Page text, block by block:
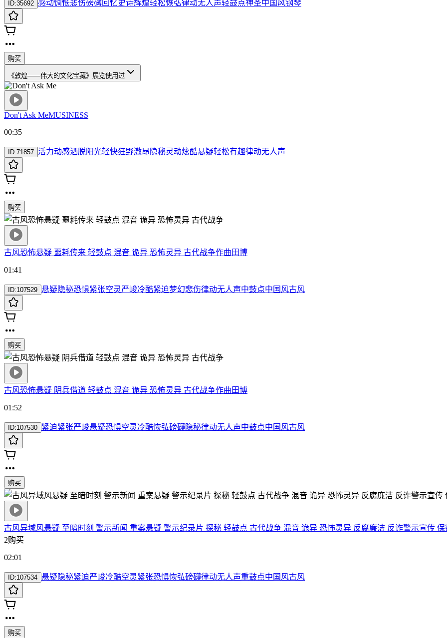
ID:35692 感动惆怅悲伤磅礴回忆史诗辉煌轻松恢弘律动无人声轻鼓点神圣中国风钢琴
购买
《敦煌——伟大的文化宝藏》展览使用过
Don't Ask MeMUSINESS
00:35
ID:71857 活力动感洒脱 阳光轻快狂野激昂 隐秘灵动炫酷悬疑轻松有趣律动无人声
购买
古风恐怖悬疑 噩耗传来 轻鼓点 混音 诡异 恐怖灵异 古代战争作曲田博
01:41
ID:107529 悬疑隐秘恐惧紧张空灵严峻冷酷紧迫梦幻悲伤律动无人声中鼓点中国风古风
购买
古风恐怖悬疑 阴兵借道 轻鼓点 混音 诡异 恐怖灵异 古代战争作曲田博
01:52
ID:107530 紧迫紧张严峻悬疑恐惧空灵冷酷恢弘磅礴隐秘律动无人声中鼓点中国风古风
购买
古风异域风悬疑 至暗时刻 警示新闻 重案悬疑 警示纪录片 探秘 轻鼓点 古代战争 混音 诡异 恐怖灵异 反腐廉洁 反诈警示宣传 保
2购买
02:01
ID:107534 悬疑隐秘紧迫严峻冷酷空灵紧张恐惧恢弘磅礴律动无人声重鼓点中国风古风
购买